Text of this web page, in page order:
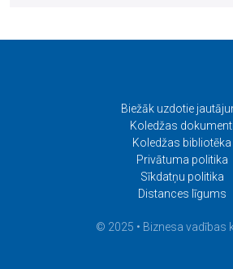
Biežāk uzdotie
Koledžas dokumenti
Koledžas bibliotēka
Privātuma politika
Sīkdatņu politika
Distances līgums
© 2025 • Biznesa vadības